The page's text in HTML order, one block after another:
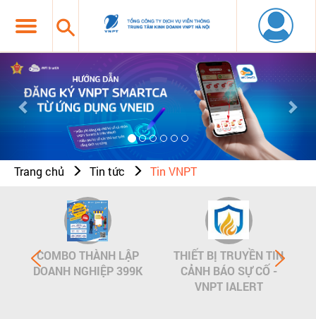
Previous
Trang chủ Tin tức Tin VNPT
COMBO THÀNH LẬP
DOANH NGHIỆP 399K
THIẾT BỊ TRUYỀN TIN
CẢNH BÁO SỰ CỐ -
VNPT IALERT